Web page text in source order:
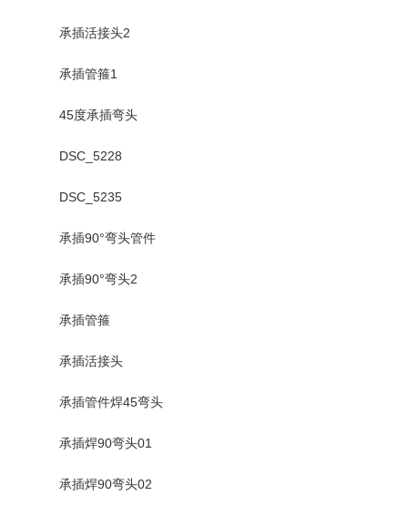
承插活接头2
承插管箍1
45度承插弯头
DSC_5228
DSC_5235
承插90°弯头管件
承插90°弯头2
承插管箍
承插活接头
承插管件焊45弯头
承插焊90弯头01
承插焊90弯头02